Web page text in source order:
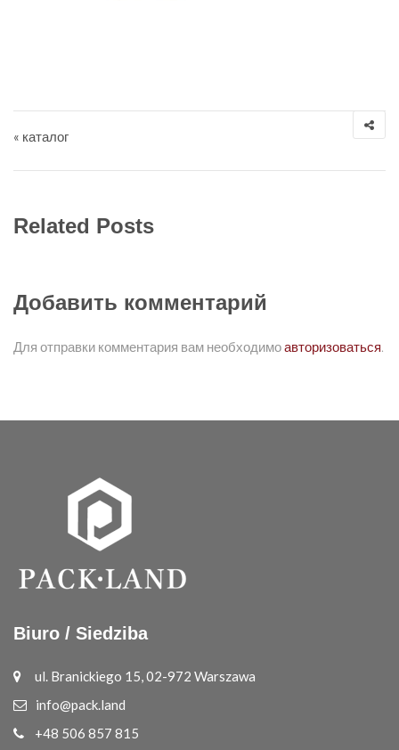
« каталог
Related Posts
Добавить комментарий
Для отправки комментария вам необходимоавторизоваться.
Biuro / Siedziba
ul. Branickiego 15, 02-972 Warszawa
info@pack.land
+48 506 857 815